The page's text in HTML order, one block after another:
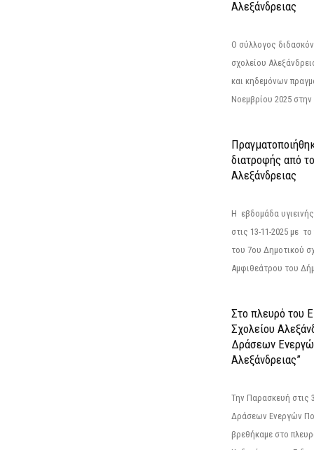
Αλεξάνδρειας
Ο σύλλογος
σχολείου
και κηδεμόνων
Νοεμβρίου 2025
διατροφής από
Αλεξάνδρειας
Η εβδομάδα
στις 13-11-2025 με
του 7ου Δημοτικού
Αμφιθεάτρου του
Στο πλευρό του
Σχολείου
Δράσεων
Αλεξάνδρειας”
Την Παρασκευή
Δράσεων Ενεργών
βρεθήκαμε στο